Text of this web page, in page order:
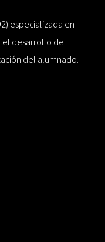
especializada en
el desarrollo del
del alumnado.